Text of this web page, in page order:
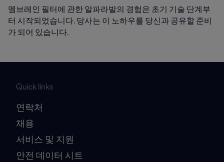
멤브레인 필터에 관한 알파라발의 경험은 초기 기술 단계부
터 시작되었습니다. 당사는 이 노하우를 당신과 공유할 준비
가 되어 있습니다.
Quick links
연락처
채용
서비스 및 지원
안전 데이터 시트